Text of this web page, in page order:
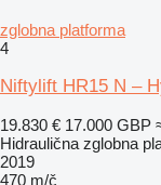
zglobna platforma
4
Niftylift HR15 N –
19.830 € 17.000 GBP
Hidraulična zglobna
2019
470 m/č